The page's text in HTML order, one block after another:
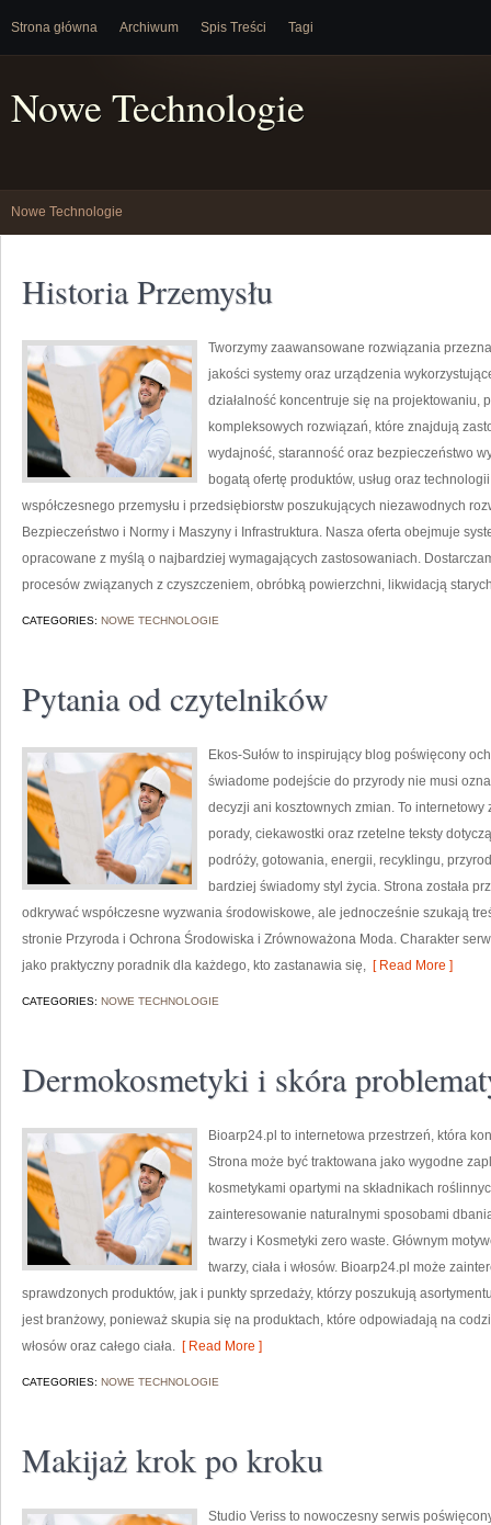
Strona główna Archiwum Spis Treści Tagi
Nowe Technologie
Nowe Technologie
Historia Przemysłu
Tworzymy zaawansowane rozwiązania
jakości systemy oraz urządzenia
działalność koncentruje się na projektowaniu,
kompleksowych rozwiązań, które znajdują
wydajność, staranność oraz bezpieczeństwo
bogatą ofertę produktów, usług oraz
współczesnego przemysłu i przedsiębiorstw poszukujących niezawodnych
Bezpieczeństwo i Normy i Maszyny i Infrastruktura. Nasza oferta obejmuje
opracowane z myślą o najbardziej wymagających zastosowaniach.
procesów związanych z czyszczeniem, obróbką powierzchni, likwidacją
CATEGORIES: NOWE TECHNOLOGIE
Pytania od czytelników
Ekos-Sułów to inspirujący blog poświęcony
świadome podejście do przyrody nie musi
decyzji ani kosztownych zmian. To
porady, ciekawostki oraz rzetelne teksty
podróży, gotowania, energii, recyklingu,
bardziej świadomy styl życia. Strona została
odkrywać współczesne wyzwania środowiskowe, ale jednocześnie szukają
stronie Przyroda i Ochrona Środowiska i Zrównoważona Moda. Charakter
jako praktyczny poradnik dla każdego, kto zastanawia się, [ Read More ]
CATEGORIES: NOWE TECHNOLOGIE
Dermokosmetyki i skóra
Bioarp24.pl to internetowa przestrzeń, która
Strona może być traktowana jako wygodne
kosmetykami opartymi na składnikach
zainteresowanie naturalnymi sposobami
twarzy i Kosmetyki zero waste. Głównym
twarzy, ciała i włosów. Bioarp24.pl może
sprawdzonych produktów, jak i punkty sprzedaży, którzy poszukują
jest branżowy, ponieważ skupia się na produktach, które odpowiadają na
włosów oraz całego ciała. [ Read More ]
CATEGORIES: NOWE TECHNOLOGIE
Makijaż krok po kroku
Studio Veriss to nowoczesny serwis